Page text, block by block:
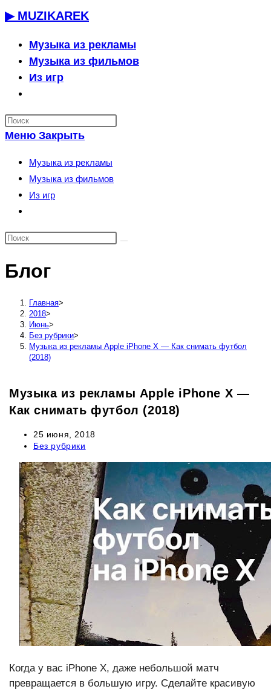
Перейти
содержимому
▶ MUZIKAREK
Музыка из рекламы
Музыка из фильмов
Из игр
по
веб-
сайту
Меню Закрыть
Музыка из рекламы
Музыка из фильмов
Из игр
по
сайту
Блог
Главная>
2018>
Июнь>
Без рубрики>
Музыка из рекламы Apple iPhone X — Как снимать футбол
(2018)
Музыка из рекламы Apple iPhone X —
Как снимать футбол (2018)
Запись
опубликована:
25 июня, 2018
Рубрика
Без рубрики
Когда у вас iPhone X, даже небольшой матч
превращается в большую игру. Сделайте красивую